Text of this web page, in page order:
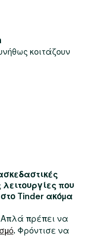
κοιτάζουν
λειτουργίες που
Tinder ακόμα
Απλά πρέπει να
. Φρόντισε να